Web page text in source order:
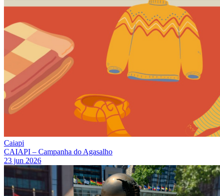
Caiapi
CAIAPI – Campanha do Agasalho
23 jun 2026